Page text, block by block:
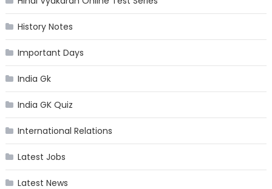
History Notes
Important Days
India Gk
India GK Quiz
International Relations
Latest Jobs
Latest News